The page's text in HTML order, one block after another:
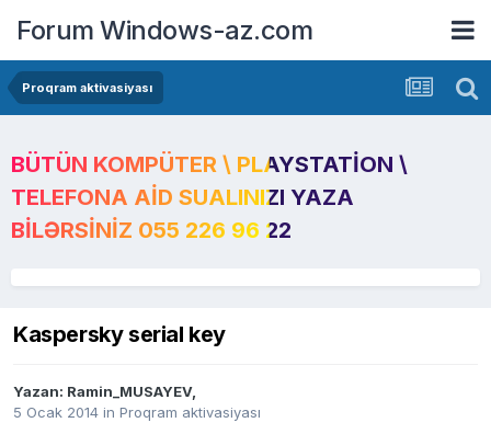
Forum Windows-az.com
Proqram aktivasiyası
BÜTÜN KOMPÜTER \ PLAYSTATION \
TELEFONA AID SUALINIZI YAZA
BILƏRSINIZ 055 226 96 22
Kaspersky serial key
Yazan: Ramin_MUSAYEV,
5 Ocak 2014 in Proqram aktivasiyası